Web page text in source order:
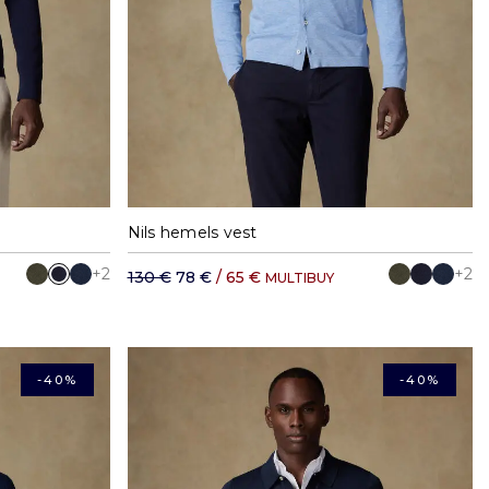
+2
S M
Nils hemels vest
130 € 78 €/ 65 € MULTIBUY +2
-40% -40%